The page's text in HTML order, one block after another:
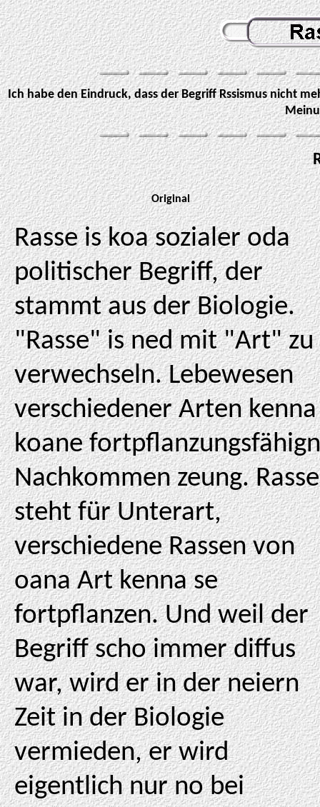
Ich habe den Eindruck, dass der Begriff Rssismus nicht
Original
Rasse is koa sozialer oda
politischer Begriff, der
stammt aus der Biologie.
"Rasse" is ned mit "Art" zu
verwechseln. Lebewesen
verschiedener Arten kenna
koane fortpflanzungsfähign
Nachkommen zeung. Rasse
steht für Unterart,
verschiedene Rassen von
oana Art kenna se
fortpflanzen. Und weil der
Begriff scho immer diffus
war, wird er in der neiern
Zeit in der Biologie
vermieden, er wird
eigentlich nur no bei